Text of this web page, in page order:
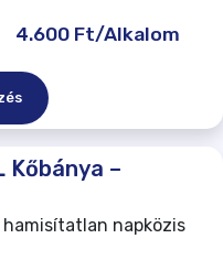
4.600 Ft/Alkalom
Kőbánya –
napközis